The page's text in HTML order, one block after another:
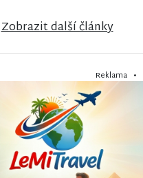
Zobrazit další články
Reklama •